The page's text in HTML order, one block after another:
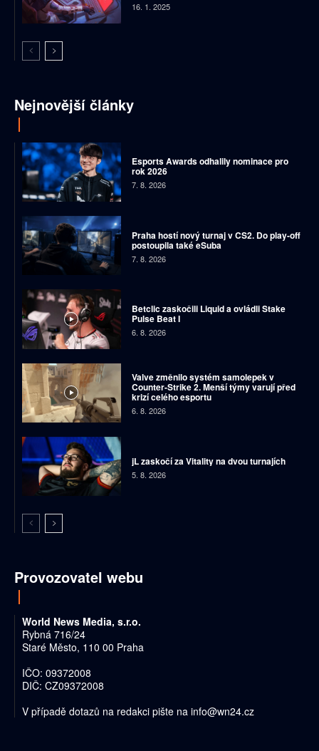
16. 1. 2025
Nejnovější články
Esports Awards odhalily nominace pro
rok 2026
7. 8. 2026
Praha hostí nový turnaj v CS2. Do play-off
postoupila také eSuba
7. 8. 2026
Betclic zaskočili Liquid a ovládli Stake
Pulse Beat I
6. 8. 2026
Valve změnilo systém samolepek v
Counter-Strike 2. Menší týmy varují před
krizí celého esportu
6. 8. 2026
jL zaskočí za Vitality na dvou turnajích
5. 8. 2026
Provozovatel webu
World News Media, s.r.o.
Rybná 716/24
Staré Město, 110 00 Praha
IČO: 09372008
DIČ: CZ09372008
V případě dotazů na redakci pište na info@wn24.cz